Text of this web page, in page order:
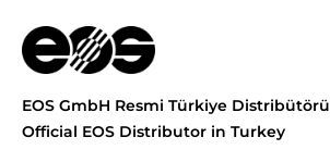
EOS GmbH Resmi Türkiye Distribütörü
Official EOS Distributor in Turkey